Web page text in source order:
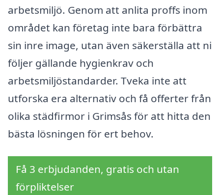
arbetsmiljö. Genom att anlita proffs inom
området kan företag inte bara förbättra
sin inre image, utan även säkerställa att ni
följer gällande hygienkrav och
arbetsmiljöstandarder. Tveka inte att
utforska era alternativ och få offerter från
olika städfirmor i Grimsås för att hitta den
bästa lösningen för ert behov.
Få 3 erbjudanden, gratis och utan
förpliktelser